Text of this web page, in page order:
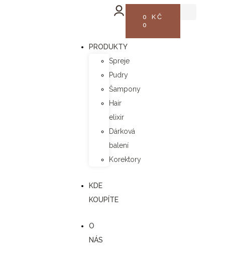
PRODUKTY
Spreje
Pudry
Šampony
Hair
elixir
Dárková
balení
Korektory
KDE
KOUPÍTE
O
NÁS
0 KČ
0